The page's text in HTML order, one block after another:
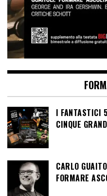
I FANTASTICI
CINQUE
CARLO
FORMARE